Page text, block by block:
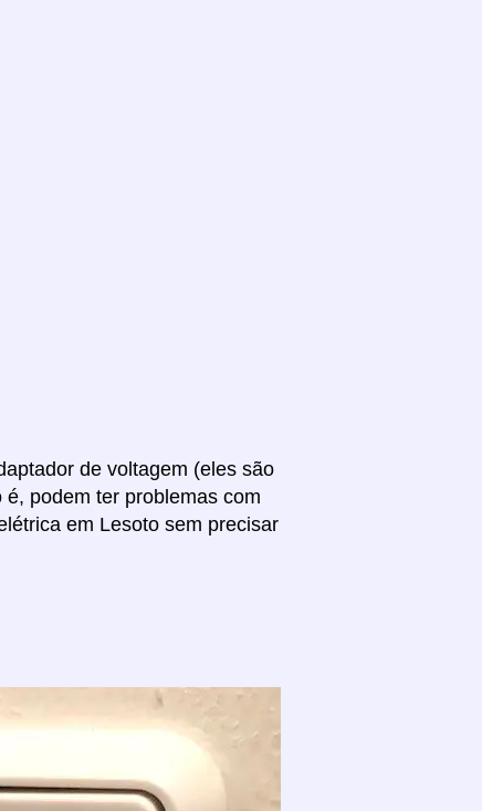
de voltagem (eles são
podem ter problemas com
em Lesoto sem precisar